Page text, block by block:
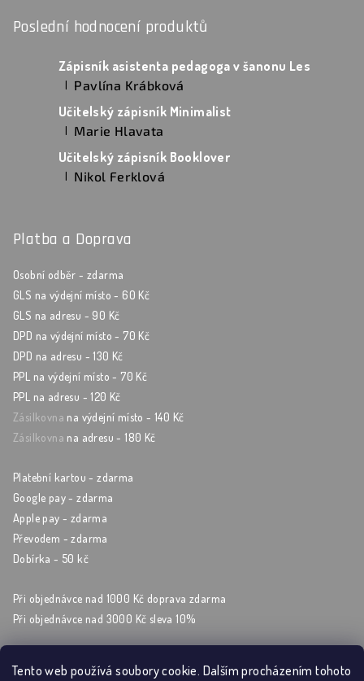
Tento web používá soubory cookie. Dalším procházením tohoto
Poslední hodnocení produktů
Zápisník asistenta pedagoga v šanonu Les
Hodnocení produktu je 5 z 5 hvězdiček.
| Pavlína Krábková
Učitelský zápisník Minimalist
Hodnocení produktu je 5 z 5 hvězdiček.
| Marie Hlavata
Učitelský zápisník Booklover
Hodnocení produktu je 5 z 5 hvězdiček.
| Nikol Ferklová
Platba a Doprava
Osobní odběr - zdarma
GLS na výdejní místo - 60 Kč
GLS na adresu - 90 Kč
DPD na výdejní místo - 70 Kč
DPD na adresu - 130 Kč
PPL na výdejní místo - 70 Kč
PPL na adresu - 120 Kč
Zásilkovna na výdejní místo - 140 Kč
Zásilkovna na adresu - 180 Kč
Platební kartou - zdarma
Google pay - zdarma
Apple pay - zdarma
Převodem - zdarma
Dobírka - 50 kč
Při objednávce nad 1000 Kč doprava zdarma
Při objednávce nad 3000 Kč sleva 10%